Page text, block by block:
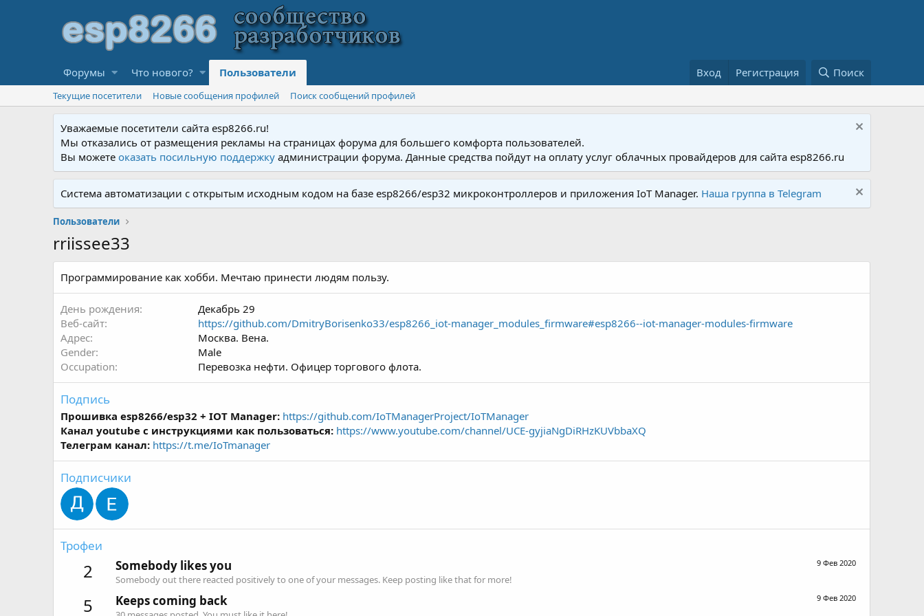
Форумы Что нового? Пользователи Вход Регистрация Поиск
Текущие посетители Новые сообщения профилей Поиск сообщений профилей
Уважаемые посетители сайта esp8266.ru!
Мы отказались от размещения рекламы на страницах форума для большего комфорта пользователей.
Вы можетеоказать посильную поддержку администрации форума. Данные средства пойдут на оплату услуг облачных провайдеров для сайта esp8266.ru
Система автоматизации с открытым исходным кодом на базе esp8266/esp32 микроконтроллеров и приложения IoT Manager. Наша группа в Telegram
Пользователи
rriissee33
Программирование как хобби. Мечтаю принести людям пользу.
День рождения
Декабрь 29
Веб-сайт
https://github.com/DmitryBorisenko33/esp8266_iot-manager_modules_firmware#esp8266--iot-manager-modules-firmware
Адрес
Москва. Вена.
Gender
Male
Occupation
Перевозка нефти. Офицер торгового флота.
Подпись
Прошивка esp8266/esp32 + IOT Manager: https://github.com/IoTManagerProject/IoTManager
Канал youtube с инструкциями как пользоваться: https://www.youtube.com/channel/UCE-gyjiaNgDiRHzKUVbbaXQ
Телеграм канал: https://t.me/IoTmanager
Подписчики
Трофеи
2 9 Фев 2020
Somebody likes you
Somebody out there reacted positively to one of your messages. Keep posting like that for more!
5 9 Фев 2020
Keeps coming back